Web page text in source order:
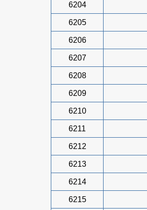
6204
6205
6206
6207
6208
6209
6210
6211
6212
6213
6214
6215